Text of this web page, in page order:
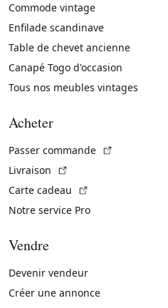
Commode vintage
Enfilade scandinave
Table de chevet ancienne
Canapé Togo d'occasion
Tous nos meubles vintages
Acheter
Passer commande
Livraison
Carte cadeau
Notre service Pro
Vendre
Devenir vendeur
Créer une annonce